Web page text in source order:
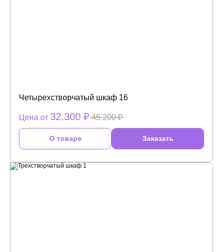
Четырехстворчатый шкаф 16
Цена от 32.300 ₽ 45.200 ₽
О товаре Заказать